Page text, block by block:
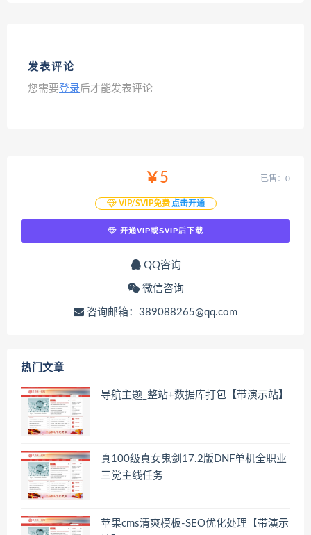
发表评论
您需要登录后才能发表评论
￥5
VIP/SVIP免费 点击开通
已售：0
开通VIP或SVIP后下载
QQ咨询
微信咨询
咨询邮箱：389088265@qq.com
热门文章
导航主题_整站+数据库打包【带演示站】
真100级真女鬼剑17.2版DNF单机全职业
三觉主线任务
苹果cms清爽模板-SEO优化处理【带演示